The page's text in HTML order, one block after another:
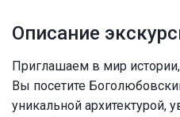
Описание
Приглашаем в мир
Вы посетите
уникальной архитектурой,